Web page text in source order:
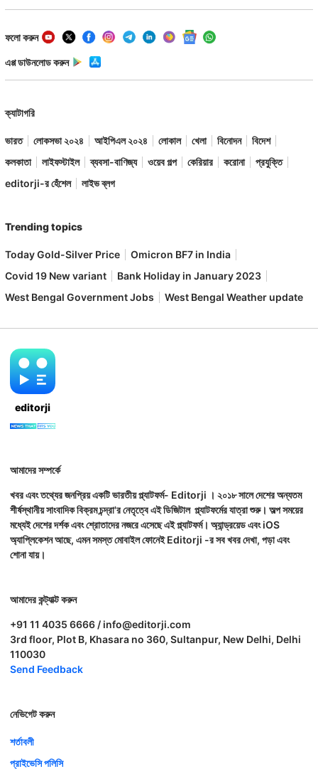
ফলো করুন
এপ্প ডাউনলোড করুন
ক্যাটাগরি
ভারত লোকসভা ২০২৪ আইপিএল ২০২৪ লোকাল খেলা বিনোদন
বিদেশ
কলকাতা
লাইফস্টাইল ব্যবসা-বাণিজ্য ওয়েব গল্প কেরিয়ার করোনা
প্রযুক্তি
editorji-র হেঁশেল
লাইভ ব্লগ
Trending topics
Today Gold-Silver Price
Omicron BF7 in India
Covid 19 New variant
Bank Holiday in January 2023
West Bengal Government Jobs
West Bengal Weather update
editorji
আমাদের সম্পর্কে
খবর এবং তথ্যের জনপ্রিয় একটি ভারতীয় প্ল্যাটফর্ম- Editorji । ২০১৮ সালে দেশের অন্যতম
শীর্ষস্থানীয় সাংবাদিক বিক্রম চন্দ্রা'র নেতৃত্বে এই ডিজিটাল প্ল্যাটফর্মের যাত্রা শুরু। অল্প সময়ের
মধ্যেই দেশের দর্শক এবং শ্রোতাদের নজরে এসেছে এই প্ল্যাটফর্ম। অ্যান্ড্রয়েড এবং iOS
অ্যাপ্লিকেশন আছে, এমন সমস্ত মোবাইল ফোনেই Editorji -র সব খবর দেখা, পড়া এবং
শোনা যায়।
আমাদের কন্ট্যাক্ট করুন
+91 11 4035 6666 / info@editorji.com
3rd floor, Plot B, Khasara no 360, Sultanpur, New Delhi, Delhi
110030
Send Feedback
নেভিগেট করুন
শর্তাবলী
প্রাইভেসি পলিসি